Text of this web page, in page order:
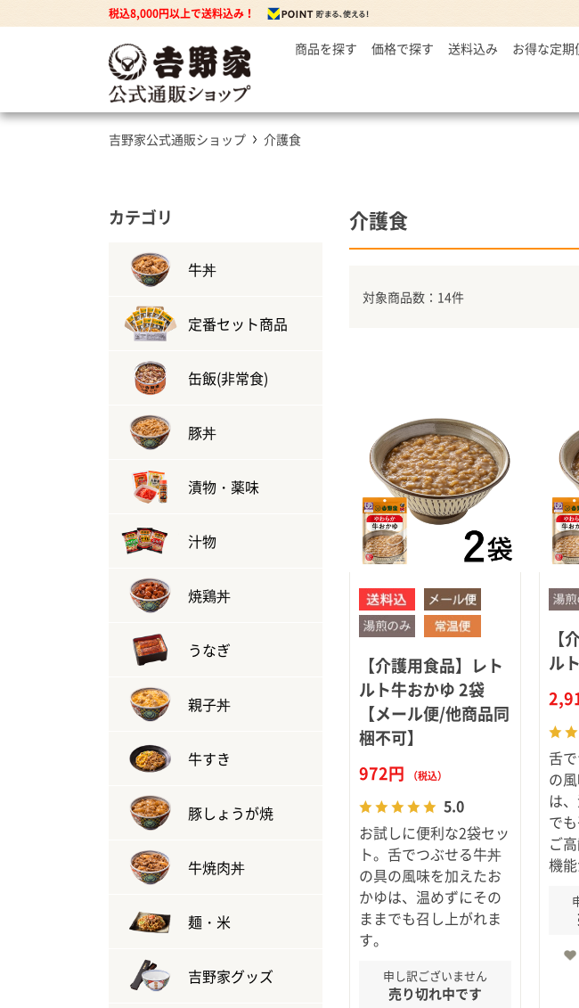
税込8,000円以上で送料込み！
商品を探す 牛丼の具 定番セット商
牛丼の具
牛焼肉の具
から揚げ
常温食品
価格で探す
～2,999円
5,001～7,000円
送料込み お得な定期
吉野家公式通販ショップ 介護食
カテゴリ
牛丼
定番セット商品
缶飯(非常食)
豚丼
漬物・薬味
汁物
焼鶏丼
うなぎ
親子丼
牛すき
豚しょうが焼
牛焼肉丼
麺・米
吉野家グッズ
介護食
対象商品数：14件
【介護用食品】レト
ルト牛おかゆ 2袋
【メール便/他商品同
梱不可】
972円
（税込）
5.0
お試しに便利な2袋セッ
ト。舌でつぶせる牛丼
の具の風味を加えたお
かゆは、温めずにその
ままでも召し上がれま
す。
申し訳ございません
売り切れ中です
【
ル
舌
の
は
で
ご
機